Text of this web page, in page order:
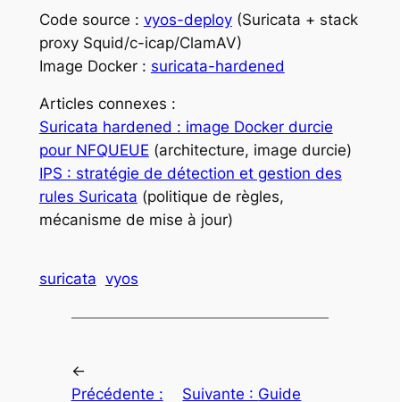
Code source : vyos-deploy(Suricata + stack
proxy Squid/c-icap/ClamAV)
Image Docker : suricata-hardened
Articles connexes :
Suricata hardened : image Docker durcie
pour NFQUEUE (architecture, image durcie)
IPS : stratégie de détection et gestion des
rules Suricata (politique de règles,
mécanisme de mise à jour)
suricata vyos
←
Précédente :
Suivante : Guide